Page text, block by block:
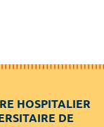
HOSPITALIER
DE